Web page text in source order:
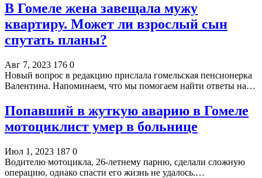
В Гомеле жена завещала мужу
квартиру. Может ли взрослый сын
спутать планы?
Авг 7, 2023 176 0
Новый вопрос в редакцию прислала гомельская пенсионерка
Валентина. Напоминаем, что мы помогаем найти ответы на…
Попавший в жуткую аварию в Гомеле
мотоциклист умер в больнице
Июл 1, 2023 187 0
Водителю мотоцикла, 26-летнему парню, сделали сложную
операцию, однако спасти его жизнь не удалось.…